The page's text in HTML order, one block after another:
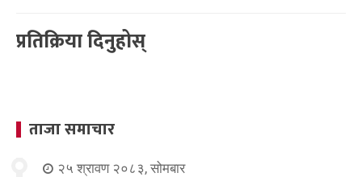
प्रतिक्रिया दिनुहोस्
ताजा समाचार
२५ श्रावण २०८३, सोमबार